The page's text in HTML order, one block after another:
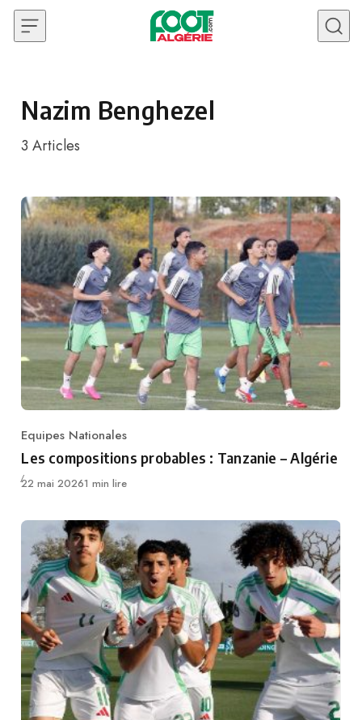
Skip to content
Nazim Benghezel
3 Articles
Category
Equipes Nationales
Les compositions probables : Tanzanie – Algérie
Publié
22 mai 20261 min lire